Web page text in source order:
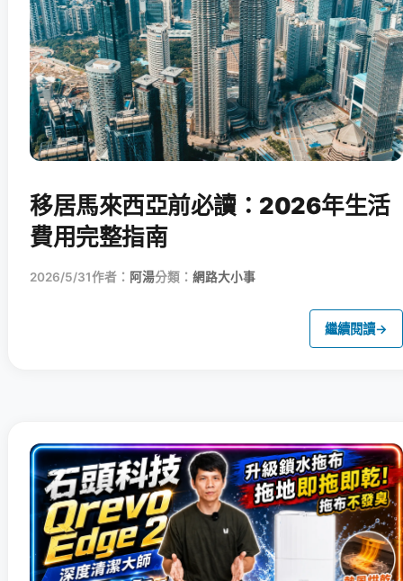
移居馬來西亞前必讀：2026年生活
費用完整指南
2026/5/31作者： 阿湯分類： 網路大小事
繼續閱讀→